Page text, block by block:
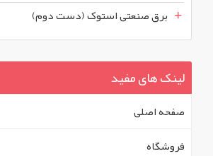
برق صنعتی استوک (دست دوم)
لینک های مفید
صفحه اصلی
فروشگاه